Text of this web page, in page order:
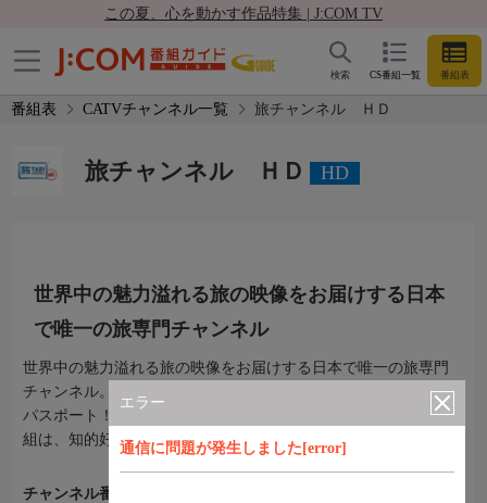
この夏、心を動かす作品特集 | J:COM TV
CS番組一覧 番組表
検索
番組表 CATVチャンネル一覧 旅チャンネル ＨＤ
エラー
通信に問題が発生しました[error]
旅チャンネル ＨＤ HD
世界中の魅力溢れる旅の映像をお届けする日本
で唯一の旅専門チャンネル
世界中の魅力溢れる旅の映像をお届けする日本で唯一の旅専門
チャンネル。旅チャンネルは、夢に描いていた楽しい場所への
パスポート！海外・温泉・紀行・情報など多彩なジャンルの番
組は、知的好奇心を満たし、心を癒すひと時をご提供します。
チャンネル番号